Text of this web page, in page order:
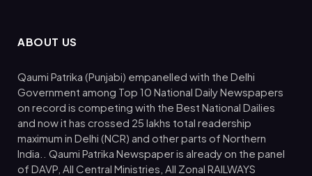
ABOUT US
Qaumi Patrika (Punjabi) empanelled with the Delhi
Government among Top 10 National Daily Newspapers
on record is competing with the Best National Dailies
and now it has crossed 25 lakhs total readership
maximum in Delhi (NCR) and other parts of Northern
India.. Qaumi Patrika Newspaper is already on the panel
of DAVP, All Central Ministries, All Zonal RAILWAYS